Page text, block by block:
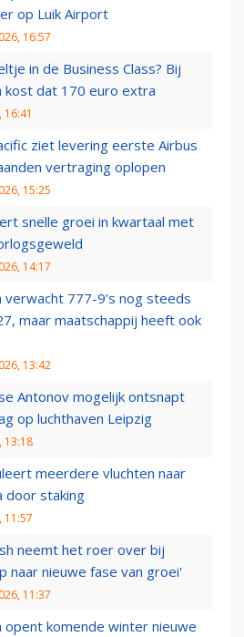
op Luik Airport
16:57
in de Business Class? Bij
kost dat 170 euro extra
16:41
ziet levering eerste Airbus
vertraging oplopen
15:25
snelle groei in kwartaal met
14:17
verwacht 777-9’s nog steeds
maar maatschappij heeft ook
13:42
Antonov mogelijk ontsnapt
op luchthaven Leipzig
13:18
meerdere vluchten naar
door staking
11:57
neemt het roer over bij
naar nieuwe fase van groei'
11:37
opent komende winter nieuwe